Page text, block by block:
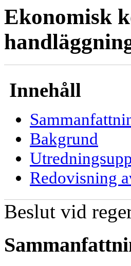
Ekonomisk
Innehåll
Bakgrund
Redovisning
Beslut vid